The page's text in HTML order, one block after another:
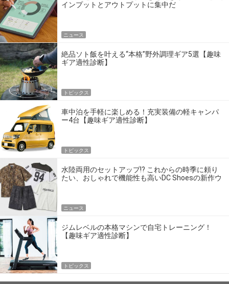
インプットとアウトプットに集中だ
ニュース
絶品ソト飯を叶える“本格”野外調理ギア5選【趣味
ギア適性診断】
トピックス
車中泊を手軽に楽しめる！充実装備の軽キャンパ
ー4台【趣味ギア適性診断】
トピックス
水陸両用のセットアップ!? これからの時季に頼り
たい、おしゃれで機能性も高いDC Shoesの新作ウ
ニュース
ジムレベルの本格マシンで自宅トレーニング！
【趣味ギア適性診断】
トピックス